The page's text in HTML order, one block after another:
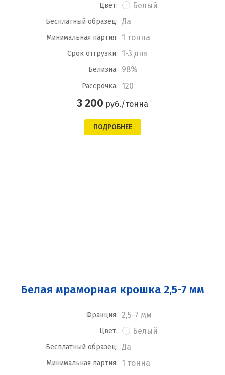
Цвет: Белый
Бесплатный образец: Да
Минимальная партия: 1 тонна
Срок отгрузки: 1-3 дня
Белизна: 98%
Рассрочка: 120
3 200 руб./тонна
ПОДРОБНЕЕ
Белая мраморная крошка 2,5-7 мм
Фракция: 2,5-7 мм
Цвет: Белый
Бесплатный образец: Да
Минимальная партия: 1 тонна